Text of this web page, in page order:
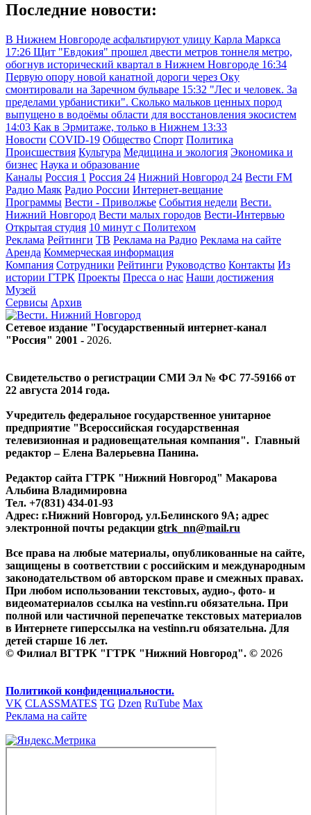
Последние новости:
В Нижнем Новгороде асфальтируют улицу Карла Маркса
17:26 Щит "Евдокия" прошел двести метров тоннеля метро,
обогнув исторический квартал в Нижнем Новгороде 16:34
Первую опору новой канатной дороги через Оку
смонтировали на Заречном бульваре 15:32 "Лес и человек. За
пределами урбанистики". Сколько мальков ценных пород
выпущено в водоёмы области для восстановления экосистем
14:03 Как в Эрмитаже, только в Нижнем 13:33
Новости COVID-19 Общество Спорт Политика
Происшествия Культура Медицина и экология Экономика и
бизнес Наука и образование
Каналы Россия 1 Россия 24 Нижний Новгород 24 Вести FM
Радио Маяк Радио России Интернет-вещание
Программы Вести - Приволжье События недели Вести.
Нижний Новгород Вести малых городов Вести-Интервью
Открытая студия 10 минут с Политехом
Реклама Рейтинги ТВ Реклама на Радио Реклама на сайте
Аренда Коммерческая информация
Компания Сотрудники Рейтинги Руководство Контакты Из
истории ГТРК Проекты Пресса о нас Наши достижения
Музей
Сервисы Архив
Сетевое издание "Государственный интернет-канал
"Россия" 2001 - 2026.
Свидетельство о регистрации СМИ Эл № ФС 77-59166 от
22 августа 2014 года.
Учредитель федеральное государственное унитарное
предприятие "Всероссийская государственная
телевизионная и радиовещательная компания". Главный
редактор – Елена Валерьевна Панина.
Редактор сайта ГТРК "Нижний Новгород" Макарова
Альбина Владимировна
Тел. +7(831) 434-01-93
Адрес: г.Нижний Новгород, ул.Белинского 9А; адрес
электронной почты редакции gtrk_nn@mail.ru
Все права на любые материалы, опубликованные на сайте,
защищены в соответствии с российским и международным
законодательством об авторском праве и смежных правах.
При любом использовании текстовых, аудио-, фото- и
видеоматериалов ссылка на vestinn.ru обязательна. При
полной или частичной перепечатке текстовых материалов
в Интернете гиперссылка на vestinn.ru обязательна. Для
детей старше 16 лет.
© Филиал ВГТРК "ГТРК "Нижний Новгород". © 2026
Политикой конфиденциальности.
VK CLASSMATES TG Dzen RuTube Max
Реклама на сайте